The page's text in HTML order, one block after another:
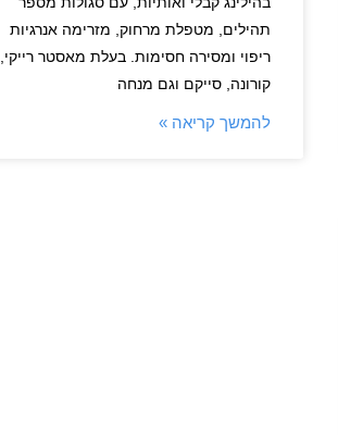
תהילים, מטפלת מרחוק, מזרימה אנרגיות
ריפוי ומסירה חסימות. בעלת מאסטר רייקי,
קורונה, סייקם וגם מנחה
להמשך קריאה »